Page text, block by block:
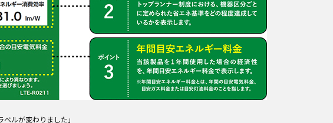
ベルが変わりました 」